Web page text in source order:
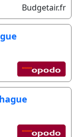
Budgetair.fr